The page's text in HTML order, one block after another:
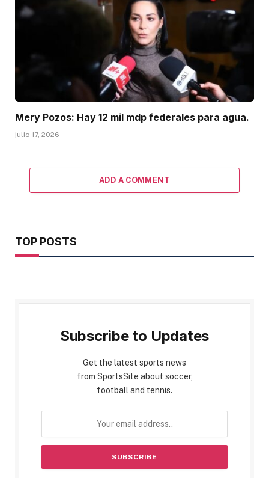
Mery Pozos: Hay 12 mil mdp federales para agua.
julio 17, 2026
ADD A COMMENT
TOP POSTS
Subscribe to Updates
Get the latest sports news
from SportsSite about soccer,
football and tennis.